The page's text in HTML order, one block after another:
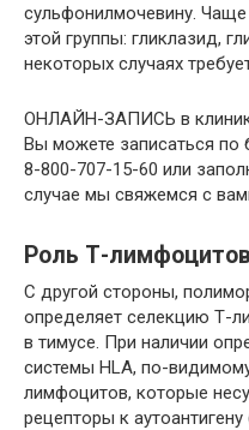
сульфонилмочевину.
этой группы: гликлазид,
некоторых случаях
ОНЛАЙН-ЗАПИСЬ в
Вы можете записаться по
8-800-707-15-60 или
случае мы свяжемся с
Роль Т-
С другой стороны,
определяет селекцию Т-
в тимусе. При наличии
системы HLA, по-
лимфоцитов, которые
рецепторы к